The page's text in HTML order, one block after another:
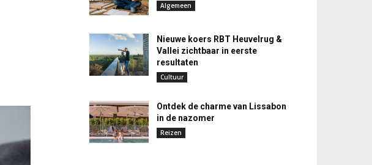
Algemeen
Nieuwe koers RBT Heuvelrug &
Vallei zichtbaar in eerste
resultaten
Cultuur
Ontdek de charme van Lissabon
in de nazomer
Reizen